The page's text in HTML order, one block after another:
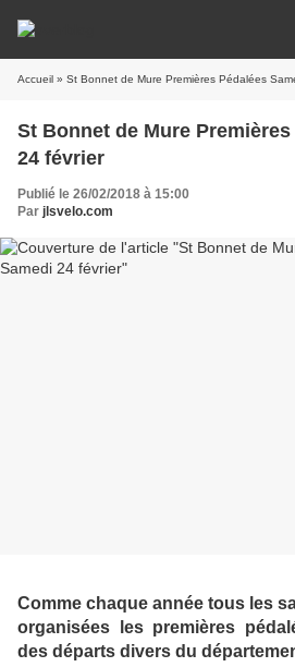
Accueil » St Bonnet de Mure Premières Pédalées
St Bonnet de Mure Premières Pédalées Samedi
24 février
Publié le 26/02/2018 à 15:00
Par jlsvelo.com
Comme chaque année tous les
organisées les premières
des départs divers du